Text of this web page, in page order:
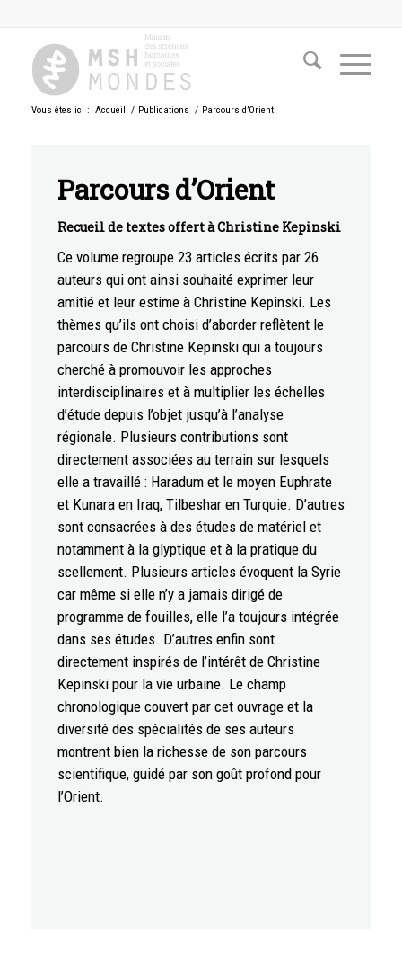
Vous êtes ici : Accueil / Publications / Parcours d’Orient
Parcours d’Orient
Recueil de textes offert à Christine Kepinski
Ce volume regroupe 23 articles écrits par 26
auteurs qui ont ainsi souhaité exprimer leur
amitié et leur estime à Christine Kepinski. Les
thèmes qu’ils ont choisi d’aborder reflètent le
parcours de Christine Kepinski qui a toujours
cherché à promouvoir les approches
interdisciplinaires et à multiplier les échelles
d’étude depuis l’objet jusqu’à l’analyse
régionale. Plusieurs contributions sont
directement associées au terrain sur lesquels
elle a travaillé : Haradum et le moyen Euphrate
et Kunara en Iraq, Tilbeshar en Turquie. D’autres
sont consacrées à des études de matériel et
notamment à la glyptique et à la pratique du
scellement. Plusieurs articles évoquent la Syrie
car même si elle n’y a jamais dirigé de
programme de fouilles, elle l’a toujours intégrée
dans ses études. D’autres enfin sont
directement inspirés de l’intérêt de Christine
Kepinski pour la vie urbaine. Le champ
chronologique couvert par cet ouvrage et la
diversité des spécialités de ses auteurs
montrent bien la richesse de son parcours
scientifique, guidé par son goût profond pour
l’Orient.